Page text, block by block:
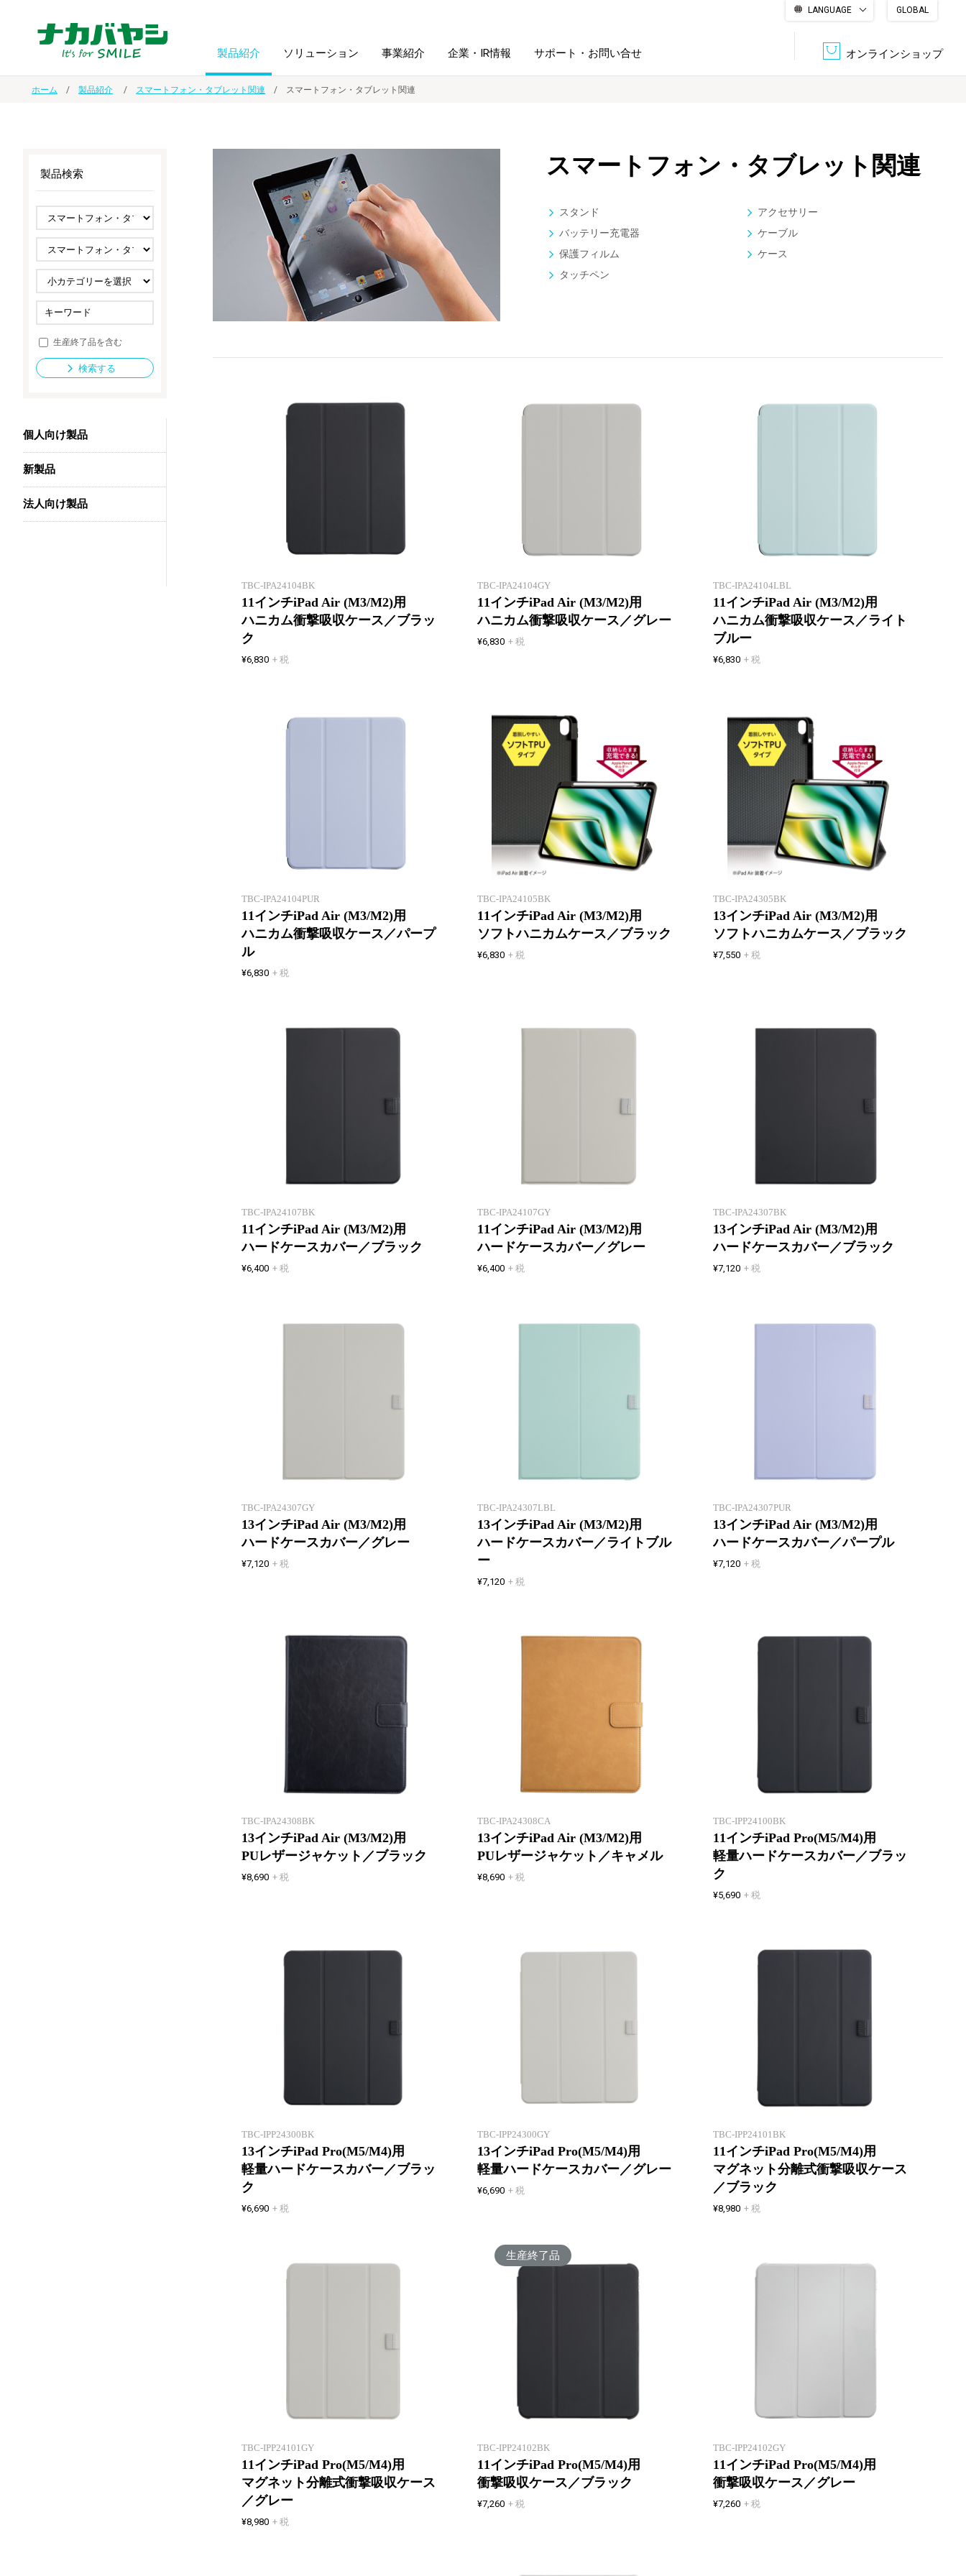
LANGUAGE
GLOBAL
オンラインショップ
製品紹介
ノート・紙製品
スマートフォン・
タブレット関連
ゲーム関連 デジタルカメラ関連
防災・
セキュリティ用品
シルバー デジタル文具
法人向け製品
ソリューション
オーダー手帳・ノベルティ制作 DPS（データ・プリント・サービス）
ドキュメントスキャニングサービス 総務＋クリエイティブ サステナブルな紙器製品「asue（あすえ）」
導入事例
事業紹介 企業・IR情報
IR情報 認証一覧
サステナビリティ 採用情報
サポート・お問い合せ
ホーム 製品紹介 スマートフォン・タブレット関連 スマートフォン・タブレット関連
スマートフォン・タブレット関連
スタンド
アクセサリー
バッテリー充電器
ケーブル
保護フィルム
ケース
タッチペン
TBC-IPA24104BK
11インチiPad Air (M3/M2)用
ハニカム衝撃吸収ケース／ブラッ
ク
ハニカム構造ケースで衝撃吸収!
¥6,830 + 税
TBC-IPA24104GY
11インチiPad Air (M3/M2)用
ハニカム衝撃吸収ケース／グレー
ハニカム構造ケースで衝撃吸収!
¥6,830 + 税
TBC-IPA24104LBL
11インチiPad Air (M3/M2)用
ハニカム衝撃吸収ケース／ライト
ブルー
¥6,830 + 税
TBC-IPA24104PUR
11インチiPad Air (M3/M2)用
ハニカム衝撃吸収ケース／パープ
ル
ハニカム構造ケースで衝撃吸収!
¥6,830 + 税
TBC-IPA24105BK
11インチiPad Air (M3/M2)用
ソフトハニカムケース／ブラック
ソフトTPU製ハニカムケースで
衝撃吸収
¥6,830 + 税
TBC-IPA24305BK
13インチiPad Air (M3/M2)用
ソフトハニカムケース／ブラック
¥7,550 + 税
TBC-IPA24107BK
11インチiPad Air (M3/M2)用
ハードケースカバー／ブラック
しっかり保護
¥6,400 + 税
TBC-IPA24107GY
11インチiPad Air (M3/M2)用
ハードケースカバー／グレー
しっかり保護
¥6,400 + 税
TBC-IPA24307BK
13インチiPad Air (M3/M2)用
ハードケースカバー／ブラック
¥7,120 + 税
TBC-IPA24307GY
13インチiPad Air (M3/M2)用
ハードケースカバー／グレー
しっかり保護
¥7,120 + 税
TBC-IPA24307LBL
13インチiPad Air (M3/M2)用
ハードケースカバー／ライトブル
ー
しっかり保護
¥7,120 + 税
TBC-IPA24307PUR
13インチiPad Air (M3/M2)用
ハードケースカバー／パープル
¥7,120 + 税
TBC-IPA24308BK
13インチiPad Air (M3/M2)用
PUレザージャケット／ブラック
上質な素材感と
保護機能を重視!
¥8,690 + 税
TBC-IPA24308CA
13インチiPad Air (M3/M2)用
PUレザージャケット／キャメル
上質な素材感と
保護機能を重視!
¥8,690 + 税
TBC-IPP24100BK
11インチiPad Pro(M5/M4)用
軽量ハードケースカバー／ブラッ
ク
¥5,690 + 税
TBC-IPP24300BK
13インチiPad Pro(M5/M4)用
軽量ハードケースカバー／ブラッ
ク
薄くて軽い！
液晶カバー付きハードケース
¥6,690 + 税
TBC-IPP24300GY
13インチiPad Pro(M5/M4)用
軽量ハードケースカバー／グレー
薄くて軽い！
液晶カバー付きハードケース
¥6,690 + 税
TBC-IPP24101BK
11インチiPad Pro(M5/M4)用
マグネット分離式衝撃吸収ケース
／ブラック
¥8,980 + 税
TBC-IPP24101GY
11インチiPad Pro(M5/M4)用
マグネット分離式衝撃吸収ケース
／グレー
液晶カバーが取り外せる！
¥8,980 + 税
生産終了品
TBC-IPP24102BK
11インチiPad Pro(M5/M4)用
衝撃吸収ケース／ブラック
¥7,260 + 税
TBC-IPP24102GY
11インチiPad Pro(M5/M4)用
衝撃吸収ケース／グレー
¥7,260 + 税
製品検索
生産終了品を含む
検索する
個人向け製品
新製品
法人向け製品